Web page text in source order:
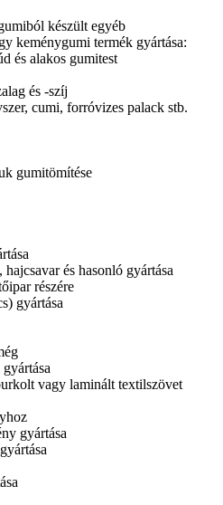
készült egyéb
keménygumi termék gyártása:
és alakos gumitest
és -szíj
cumi, forróvizes palack stb.
gumitömítése
és hasonló gyártása
részére
gyártása
vagy laminált textilszövet
gyártása